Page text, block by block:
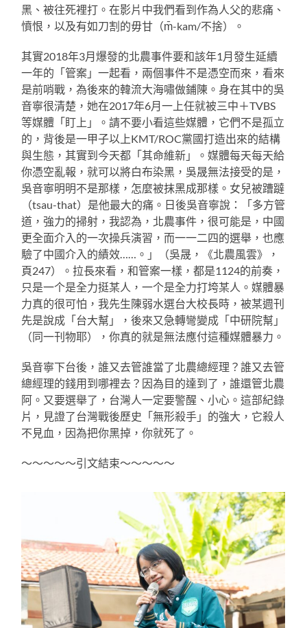
黑、被往死裡打。在影片中我們看到作為人父的悲痛、
憤恨，以及有如刀割的毋甘（m̄-kam/不捨）。
其實2018年3月爆發的北農事件要和該年1月發生延續
一年的「管案」一起看，兩個事件不是憑空而來，看來
是前哨戰，為後來的韓流大海嘯做鋪陳。身在其中的吳
音寧很清楚，她在2017年6月一上任就被三中＋TVBS
等媒體「盯上」。請不要小看這些媒體，它們不是孤立
的，背後是一甲子以上KMT/ROC黨國打造出來的結構
與生態，其實到今天都「其命維新」。媒體每天每天給
你憑空亂報，就可以將白布染黑，吳晟無法接受的是，
吳音寧明明不是那樣，怎麼被抹黑成那樣。女兒被蹧躂
（tsau-that）是他最大的痛。日後吳音寧說：「多方管
道，強力的掃射，我認為，北農事件，很可能是，中國
更全面介入的一次操兵演習，而一一二四的選舉，也應
驗了中國介入的績效……。」（吳晟，《北農風雲》，
頁247）。拉長來看，和管案一樣，都是1124的前奏，
只是一个是全力挺某人，一个是全力打垮某人。媒體暴
力真的很可怕，我先生陳弱水選台大校長時，被某週刊
先是說成「台大幫」，後來又急轉彎變成「中研院幫」
（同一刊物耶），你真的就是無法應付這種媒體暴力。
吳音寧下台後，誰又去管誰當了北農總經理？誰又去管
總經理的錢用到哪裡去？因為目的達到了，誰還管北農
阿。又要選舉了，台灣人一定要警醒、小心。這部紀錄
片，見證了台灣戰後歷史「無形殺手」的強大，它殺人
不見血，因為把你黑掉，你就死了。
～～～～～引文結束～～～～～